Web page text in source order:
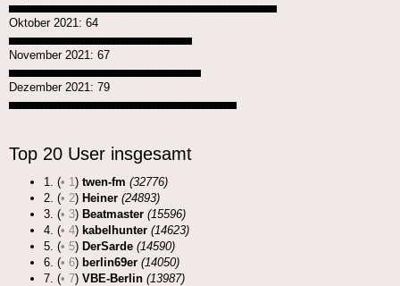
Oktober 2021: 64
November 2021: 67
Dezember 2021: 79
Top 20 User insgesamt
1. (• 1) twen-fm (32776)
2. (• 2) Heiner (24893)
3. (• 3) Beatmaster (15596)
4. (• 4) kabelhunter (14623)
5. (• 5) DerSarde (14590)
6. (• 6) berlin69er (14050)
7. (• 7) VBE-Berlin (13987)